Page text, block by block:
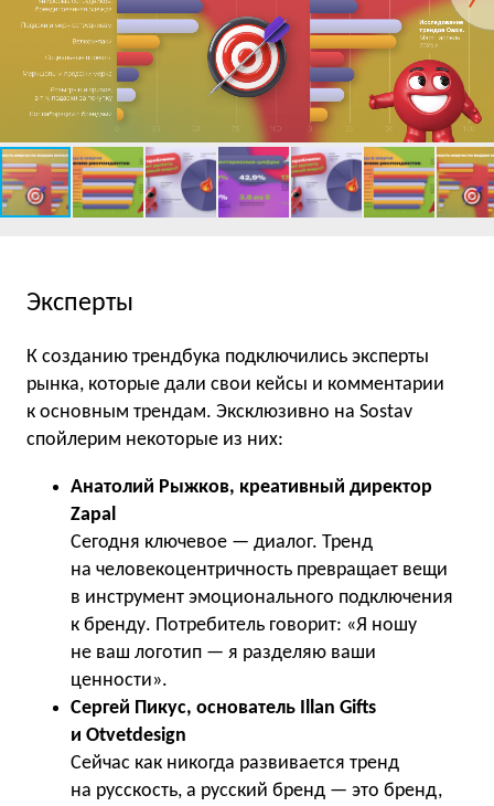
Эксперты
К созданию трендбука подключились эксперты
рынка, которые дали свои кейсы и комментарии
к основным трендам. Эксклюзивно на Sostav
спойлерим некоторые из них:
Анатолий Рыжков, креативный директор
Zapal
Сегодня ключевое — диалог. Тренд
на человекоцентричность превращает вещи
в инструмент эмоционального подключения
к бренду. Потребитель говорит: «Я ношу
не ваш логотип — я разделяю ваши
ценности».
Сергей Пикус, основатель Illan Gifts
и Otvetdesign
Сейчас как никогда развивается тренд
на русскость, а русский бренд — это бренд,